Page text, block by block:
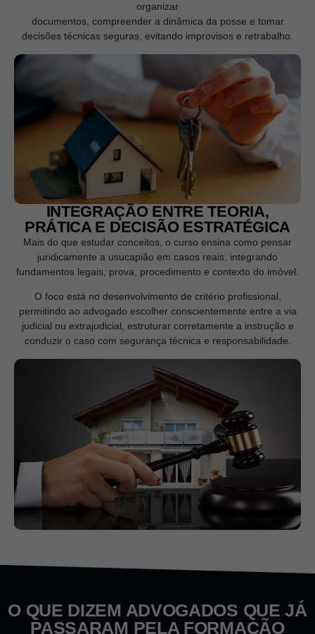
organizar
documentos, compreender a dinâmica da posse e tomar
decisões técnicas seguras, evitando improvisos e retrabalho.
INTEGRAÇÃO ENTRE TEORIA,
PRÁTICA E DECISÃO ESTRATÉGICA
Mais do que estudar conceitos, o curso ensina como pensar
juridicamente a usucapião em casos reais, integrando
fundamentos legais, prova, procedimento e contexto do imóvel.
O foco está no desenvolvimento de critério profissional,
permitindo ao advogado escolher conscientemente entre a via
judicial ou extrajudicial, estruturar corretamente a instrução e
conduzir o caso com segurança técnica e responsabilidade.
O QUE DIZEM ADVOGADOS QUE JÁ
PASSARAM PELA FORMAÇÃO